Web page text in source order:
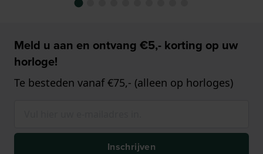
Meld u aan en ontvang €5,- korting op uw
horloge!
Te besteden vanaf €75,- (alleen op horloges)
Inschrijven